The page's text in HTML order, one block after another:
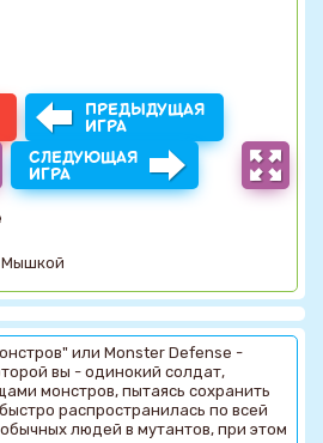
ПРЕДЫДУЩАЯ
ИГРА
СЛЕДУЮЩАЯ
ИГРА
Мышкой
или Monster Defense -
вы - одинокий солдат,
монстров, пытаясь сохранить
распространилась по всей
людей в мутантов, при этом